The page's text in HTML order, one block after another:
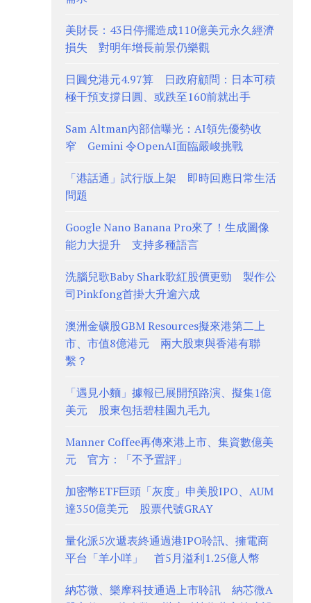
美財長：43日停擺造成110億美元永久經濟
損失 對明年增長前景仍樂觀
日圓兌港元4.97算 日政府顧問：日本可積
極干預支撐日圓、或跌至160前就出手
Sam Altman內部信曝光：AI領先優勢收
窄 Gemini 令OpenAI面臨嚴峻挑戰
「港話通」試行版上架 即時回應日常生活
問題
Google Nano Banana Pro來了！生成圖像
能力大提升 支持多種語言
洗腦兒歌Baby Shark歌紅股價更勁 製作公
司Pinkfong首掛大升逾六成
澳洲金礦股GBM Resources擬來港第二上
市、市值8億港元 兩大股東與香港有聯
繫？
「遇見小麵」據報已展開預路演、擬集1億
美元 股東包括碧桂園九毛九
Manner Coffee再傳來港上市、集資數億美
元 官方：「不予置評」
加密幣ETF巨頭「灰度」申美股IPO、AUM
達350億美元 股票代號GRAY
量化派5次遞表終通過港IPO聆訊、擁電商
平台「羊小咩」 首5月溢利1.25億人幣
納芯微、樂摩科技通過上市聆訊 納芯微A